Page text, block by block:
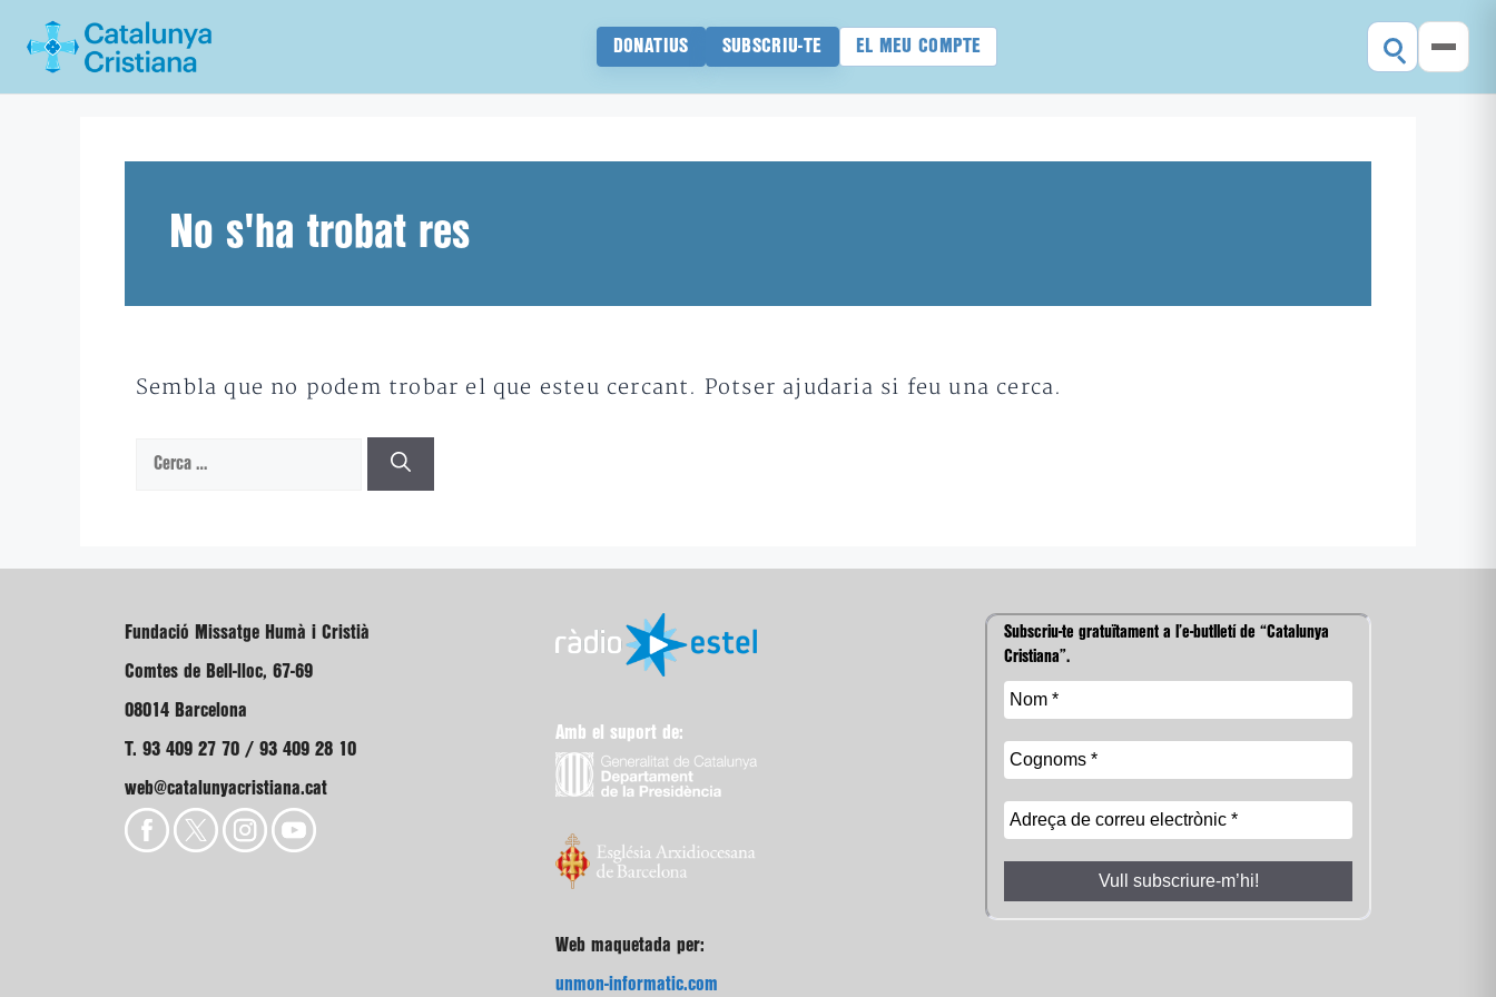
DONATIUS SUBSCRIU-TE EL MEU COMPTE
No s'ha trobat res
Sembla que no podem trobar el que esteu cercant. Potser ajudaria si feu una cerca.
Cerca:
Fundació Missatge Humà i Cristià
Comtes de Bell-lloc, 67-69
08014 Barcelona
T. 93 409 27 70 / 93 409 28 10
web@catalunyacristiana.cat
Amb el suport de:
Web maquetada per:
unmon-informatic.com
Subscriu-te gratuïtament a l’e-butlletí de “Catalunya
Cristiana”.